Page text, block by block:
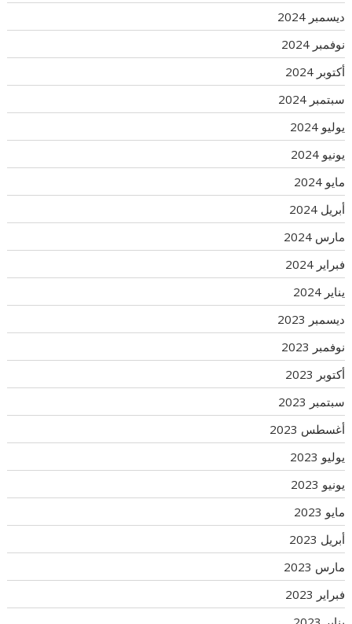
ديسمبر 2024
نوفمبر 2024
أكتوبر 2024
سبتمبر 2024
يوليو 2024
يونيو 2024
مايو 2024
أبريل 2024
مارس 2024
فبراير 2024
يناير 2024
ديسمبر 2023
نوفمبر 2023
أكتوبر 2023
سبتمبر 2023
أغسطس 2023
يوليو 2023
يونيو 2023
مايو 2023
أبريل 2023
مارس 2023
فبراير 2023